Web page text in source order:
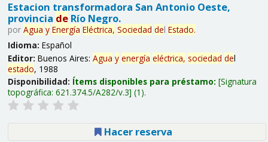
Estacion transformadora San Antonio Oeste,
provincia deRío Negro.
por Agua y Energía Eléctrica, Sociedad del Estado.
Idioma: Español
Editor: Buenos Aires: Agua y energía eléctrica, sociedad del
estado, 1988
Disponibilidad: Ítems disponibles para préstamo: Signatura
topográfica: 621.374.5/A282/v.3 (1).
Hacer reserva